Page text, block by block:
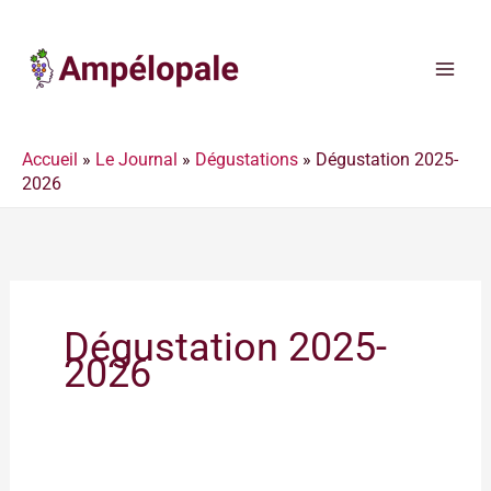
contenu
Accueil » Le Journal » Dégustations » Dégustation 2025-
2026
Dégustation 2025-
2026